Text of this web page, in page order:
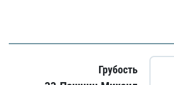
Грубость